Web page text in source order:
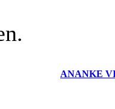
ANANKE